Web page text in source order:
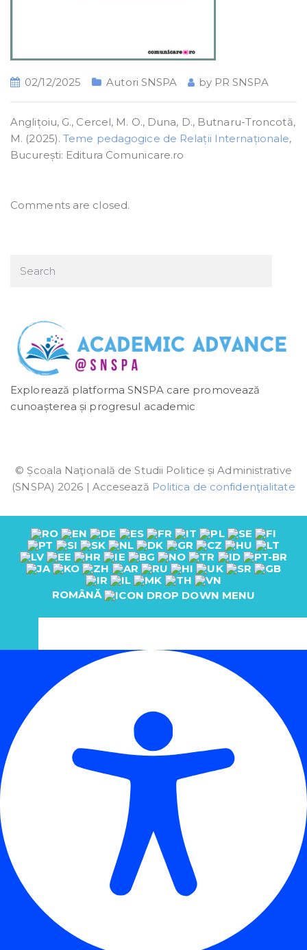
02/12/2025 Autori SNSPA by PR SNSPA
Anglițoiu, G., Cercel, M. O., Duna, D., Butnaru-Troncotă,
M. (2025).Teme pedagogice de Relații Internaționale,
București: Editura Comunicare.ro
Comments are closed.
Explorează platforma SNSPA care promovează
cunoașterea și progresul academic
© Școala Naţională de Studii Politice și Administrative
(SNSPA) 2026 | Accesează Politica de confidenţialitate
ROMÂNĂ